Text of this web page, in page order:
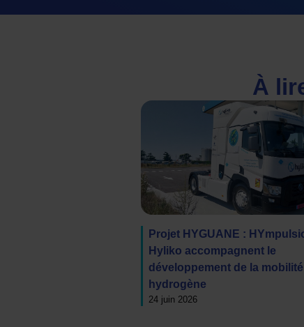
À
Projet HYGUANE :
Hyliko accompagnent le
développement de la mobilité
hydrogène
24 juin 2026